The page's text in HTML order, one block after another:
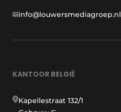
info@louwersmediagroep.nl
KANTOOR BELGIË
Kapellestraat 132/1